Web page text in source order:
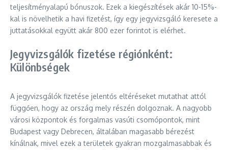
teljesítményalapú bónuszok. Ezek a kiegészítések akár 10-15%-
kal is növelhetik a havi fizetést, így egy jegyvizsgáló keresete a
juttatásokkal együtt akár 800 ezer forintot is elérhet.
Jegyvizsgálók fizetése régiónként:
Különbségek
A jegyvizsgálók fizetése jelentős eltéréseket mutathat attól
függően, hogy az ország mely részén dolgoznak. A nagyobb
városi központok és forgalmas vasúti csomópontok, mint
Budapest vagy Debrecen, általában magasabb bérezést
kínálnak, mivel ezek a területek gyakran mozgalmasabbak és